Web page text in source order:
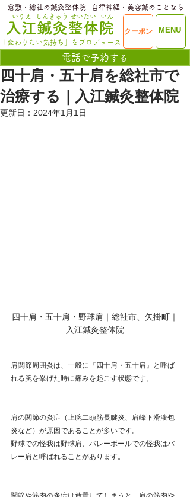
ME
​入江鍼灸整体院
いりえ
MENU
クーポン
電話で予約する
せいたい
しんきゅう いん
「変わりたい気持ち」をプロデュース
​倉敷・総社の鍼灸整体院 ​自律神経・美容鍼のことなら
四十肩・五十肩を総社市で
治療する｜入江鍼灸整体院
更新日： 2024年1月1日
四十肩・五十肩・野球肩｜総社市、矢掛町｜
入江鍼灸整体院
肩関節周囲炎は、一般に『四十肩・五十肩』と呼ば
れる腕を挙げた時に痛みを起こす状態です。
肩の関節の炎症（上腕二頭筋長腱炎、肩峰下滑液包
炎など）が原因であることが多いです。
野球での怪我は野球肩、バレーボールでの怪我はバ
レー肩と呼ばれることがあります。